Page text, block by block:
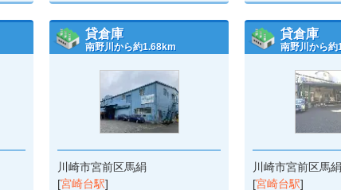
貸倉庫
南野川から約1.68km
川崎市宮前区馬絹
[宮崎台駅]
貸倉庫
南野川から
川崎市宮前区馬絹
[宮崎台駅]